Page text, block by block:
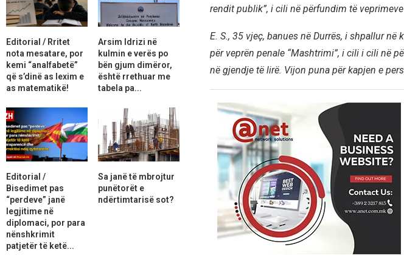
rendit publik”, i cili në përfundim të
E. S., 35 vjeç, banues në Durrës, i shpallur
për veprën penale “Mashtrimi”, i cili i cili në
në gjendje të lirë. Vijon puna për kapjen e
Editorial / Rritet
nota mesatare, por
kemi “analfabetë”
që s’dinë as lexim e
as matematikë!
Arsim Idrizi në
kulmin e verës po
bën gjum dimëror,
është rrethuar me
tabela pa...
Editorial /
Bisedimet pas
“perdeve” janë
legjitime në
diplomaci, por para
nënshkrimit
patjetër të ketë...
Sa janë të mbrojtur
punëtorët e
ndërtimtarisë sot?